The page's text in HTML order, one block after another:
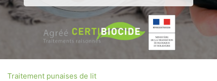
Traitement punaises de lit